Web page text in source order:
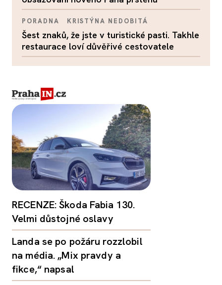
PORADNA KRISTÝNA NEDOBITÁ
Šest znaků, že jste v turistické pasti. Takhle
restaurace loví důvěřivé cestovatele
RECENZE: Škoda Fabia 130.
Velmi důstojné oslavy
Landa se po požáru rozzlobil
na média. „Mix pravdy a
fikce,“ napsal